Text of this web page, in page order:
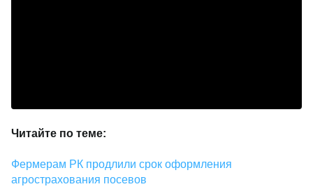
Читайте по теме:
Фермерам РК продлили срок оформления
агрострахования посевов